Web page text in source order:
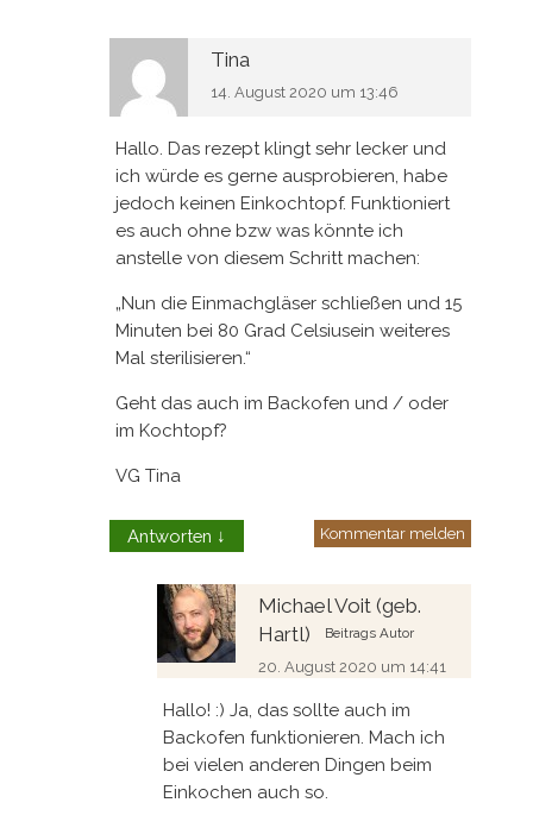
Tina
14. August 2020 um 13:46
Hallo. Das rezept klingt sehr lecker und
ich würde es gerne ausprobieren, habe
jedoch keinen Einkochtopf. Funktioniert
es auch ohne bzw was könnte ich
anstelle von diesem Schritt machen:
„Nun die Einmachgläser schließen und 15
Minuten bei 80 Grad Celsiusein weiteres
Mal sterilisieren.“
Geht das auch im Backofen und / oder
im Kochtopf?
VG Tina
Antworten ↓ Kommentar melden
Michael Voit (geb.
Hartl)
Beitrags Autor
20. August 2020 um 14:41
Hallo! :) Ja, das sollte auch im
Backofen funktionieren. Mach ich
bei vielen anderen Dingen beim
Einkochen auch so.